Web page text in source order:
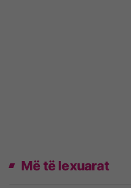
Më të lexuarat